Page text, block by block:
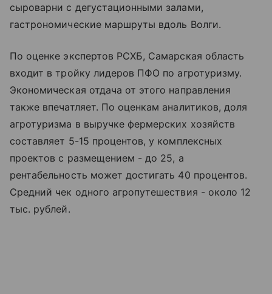
сыроварни с дегустационными залами,
гастрономические маршруты вдоль Волги.
По оценке экспертов РСХБ, Самарская область
входит в тройку лидеров ПФО по агротуризму.
Экономическая отдача от этого направления
также впечатляет. По оценкам аналитиков, доля
агротуризма в выручке фермерских хозяйств
составляет 5-15 процентов, у комплексных
проектов с размещением - до 25, а
рентабельность может достигать 40 процентов.
Средний чек одного агропутешествия - около 12
тыс. рублей.